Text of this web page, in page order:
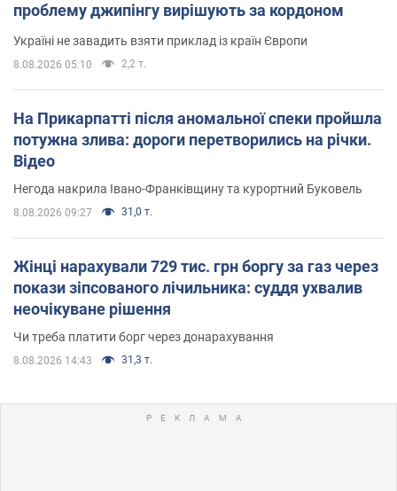
проблему джипінгу вирішують за кордоном
Україні не завадить взяти приклад із країн Європи
8.08.2026 05:10 2,2 т.
На Прикарпатті після аномальної спеки пройшла
потужна злива: дороги перетворились на річки.
Відео
Негода накрила Івано-Франківщину та курортний Буковель
8.08.2026 09:27 31,0 т.
Жінці нарахували 729 тис. грн боргу за газ через
покази зіпсованого лічильника: суддя ухвалив
неочікуване рішення
Чи треба платити борг через донарахування
8.08.2026 14:43 31,3 т.